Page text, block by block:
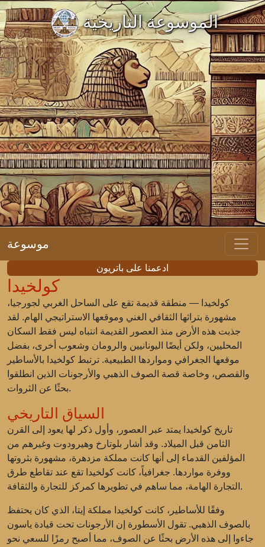
الموسوعة التاريخية
موسوعة
ادعمنا على باتريون
كولخيدا
كولخيدا — منطقة قديمة تقع على الساحل الغربي لجورجيا،
مشهورة بتراثها الثقافي الغني وموقعها الاستراتيجي الهام. لقد
جذبت هذه الأرض منذ العصور القديمة انتباه ليس فقط السكان
المحليين، ولكن أيضًا اليونانيين والرومان وشعوب أخرى، بفضل
موقعها الجغرافي ومواردها الطبيعية. ترتبط كولخيدا بالأساطير
والقصص، وخاصة قصة الصوف الذهبي والأرجونات الذين انطلقوا
بحثًا عن الثروات.
السياق التاريخي
تاريخ كولخيدا يمتد عبر العصور، وأول ذكر لها يعود إلى القرن
الثامن قبل الميلاد. وقد أشار بلوتارخ وهيرودوت وغيرهم من
المؤلفين القدماء إلى أنها كانت مملكة مزدهرة، مشهورة بثروتها
ووفرة مواردها. جغرافياً، كانت كولخيدا تقع عند تقاطع طرق
التجارة الهامة، مما ساهم في تطويرها كمركز للتجارة والثقافة.
وفقًا للأساطير، كانت كولخيدا مملكة إيتا، الذي كان يحتفظ
بالصوف الذهبي. تقول الأسطورة إن الأرجونات تحت قيادة ياسون
جاءوا إلى هذه الأرض بحثًا عن الصوف، مما أصبح رمزًا للسعي نحو